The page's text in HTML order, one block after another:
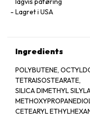
Lagret i USA
Ingredients
POLYBUTENE,
TETRAISOSTEARATE,
SILICA DIMETHYL
CETEARYL